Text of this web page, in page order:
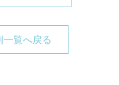
一覧へ戻る